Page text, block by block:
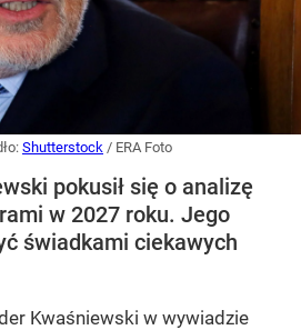
Shutterstock / ERA Foto
pokusił się o analizę
w 2027 roku. Jego
świadkami ciekawych
Kwaśniewski w wywiadzie